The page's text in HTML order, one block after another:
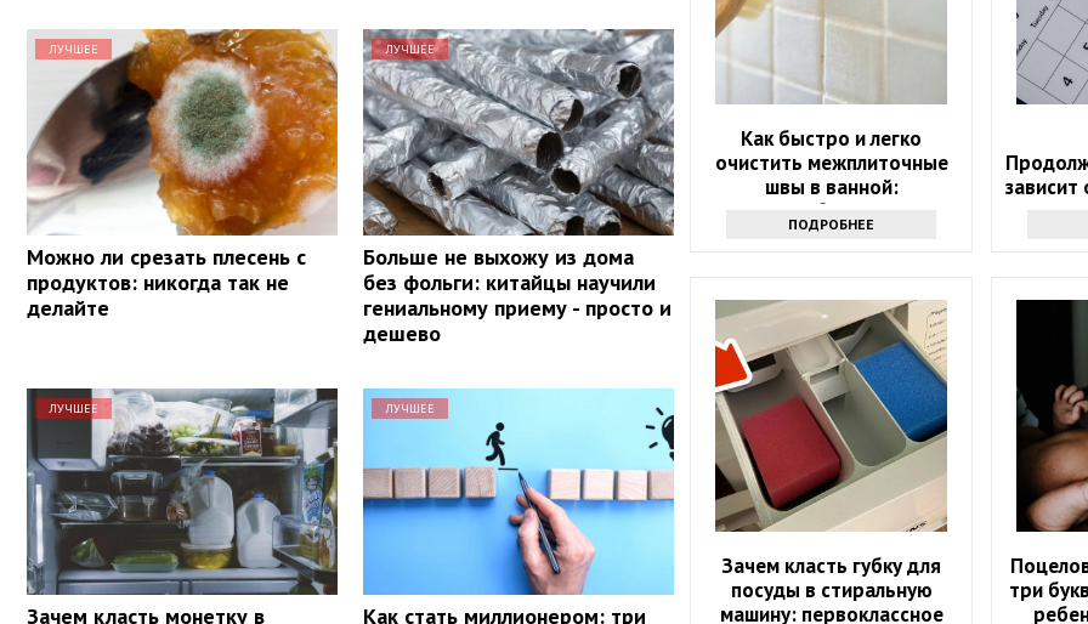
ЛУЧШЕЕ
Можно ли срезать плесень с
продуктов: никогда так не
делайте
ЛУЧШЕЕ
Больше не выхожу из дома
без фольги: китайцы научили
гениальному приему - просто и
дешево
ЛУЧШЕЕ
Зачем класть монетку в
ЛУЧШЕЕ
Как стать миллионером: три
Как быстро и легко
очистить межплиточные
швы в ванной:
понадобится соль
ПОДРОБНЕЕ
Зачем класть губку для
посуды в стиральную
машину: первоклассное
три